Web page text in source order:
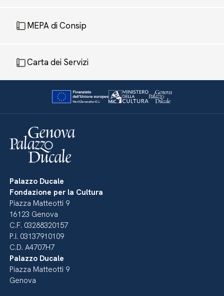
MEPA di Consip
Carta dei Servizi
Palazzo Ducale
Fondazione per la Cultura
Piazza Matteotti 9
16123 Genova
C.F. 03288320157
P.I. 03137910109
C.D. A4707H7
Palazzo Ducale
Piazza Matteotti 9
Genova